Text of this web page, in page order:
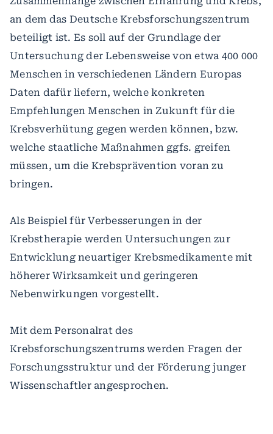
an dem das Deutsche Krebsforschungszentrum
beteiligt ist. Es soll auf der Grundlage der
Untersuchung der Lebensweise von etwa 400 000
Menschen in verschiedenen Ländern Europas
Daten dafür liefern, welche konkreten
Empfehlungen Menschen in Zukunft für die
Krebsverhütung gegen werden können, bzw.
welche staatliche Maßnahmen ggfs. greifen
müssen, um die Krebsprävention voran zu
bringen.
Als Beispiel für Verbesserungen in der
Krebstherapie werden Untersuchungen zur
Entwicklung neuartiger Krebsmedikamente mit
höherer Wirksamkeit und geringeren
Nebenwirkungen vorgestellt.
Mit dem Personalrat des
Krebsforschungszentrums werden Fragen der
Forschungsstruktur und der Förderung junger
Wissenschaftler angesprochen.